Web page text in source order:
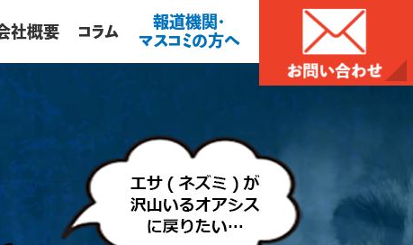
社概要 コラム
報道機関・
マスコミの方へ